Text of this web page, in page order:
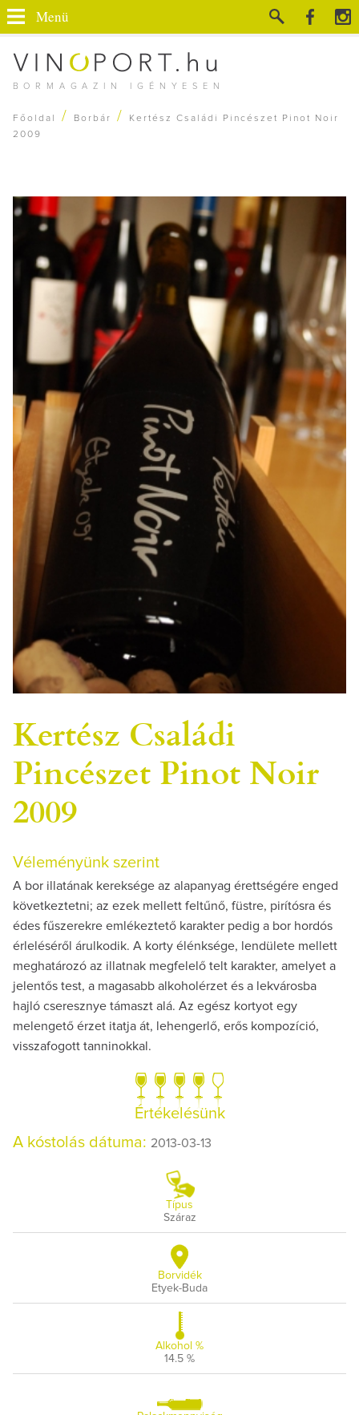
BORMAGAZIN IGÉNYESEN
Menü
Főoldal / Borbár /
Kertész Családi Pincészet Pinot Noir
2009
Kertész Családi
Pincészet Pinot Noir
2009
Véleményünk szerint
A bor illatának kereksége az alapanyag érettségére enged
következtetni; az ezek mellett feltűnő, füstre, pirítósra és
édes fűszerekre emlékeztető karakter pedig a bor hordós
érleléséről árulkodik. A korty élénksége, lendülete mellett
meghatározó az illatnak megfelelő telt karakter, amelyet a
jelentős test, a magasabb alkoholérzet és a lekvárosba
hajló cseresznye támaszt alá. Az egész kortyot egy
melengető érzet itatja át, lehengerlő, erős kompozíció,
visszafogott tanninokkal.
Értékelésünk
A kóstolás dátuma: 2013-03-13
Típus
Száraz
Borvidék
Etyek-Buda
Alkohol %
14.5 %